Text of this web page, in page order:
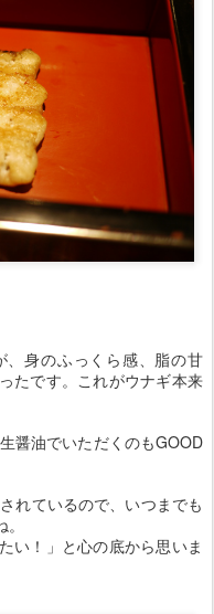
、身のふっくら感、脂の甘
たです。これがウナギ本来
醤油でいただくのもGOOD
れているので、いつまでも
い！」と心の底から思いま